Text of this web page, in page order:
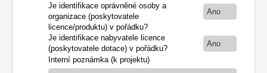
Je identifikace oprávněné osoby a
organizace (poskytovatele
licence/produktu) v pořádku?
Ano
Je identifikace nabyvatele licence
(poskytovatele dotace) v pořádku?
Ano
Interní poznámka (k projektu)